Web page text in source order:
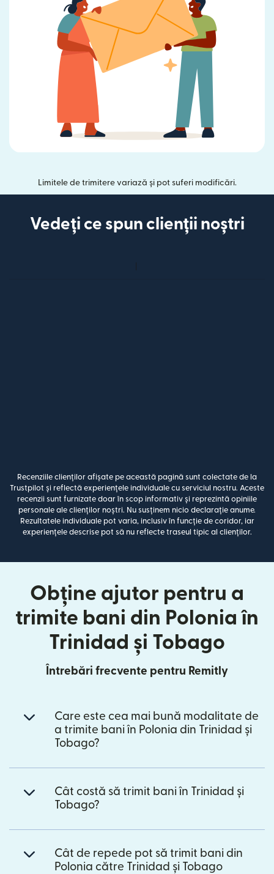
Limitele de trimitere variază și pot suferi modificări.
Vedeți ce spun clienții noștri
Recenziile clienților afișate pe această pagină sunt colectate de la
Trustpilot și reflectă experiențele individuale cu serviciul nostru. Aceste
recenzii sunt furnizate doar în scop informativ și reprezintă opiniile
personale ale clienților noștri. Nu susținem nicio declarație anume.
Rezultatele individuale pot varia, inclusiv în funcție de coridor, iar
experiențele descrise pot să nu reflecte traseul tipic al clienților.
Obține ajutor pentru a
trimite bani din Polonia în
Trinidad și Tobago
Întrebări frecvente pentru Remitly
Care este cea mai bună modalitate de
a trimite bani în Polonia din Trinidad și
Tobago?
Cât costă să trimit bani în Trinidad și
Tobago?
Cât de repede pot să trimit bani din
Polonia către Trinidad și Tobago